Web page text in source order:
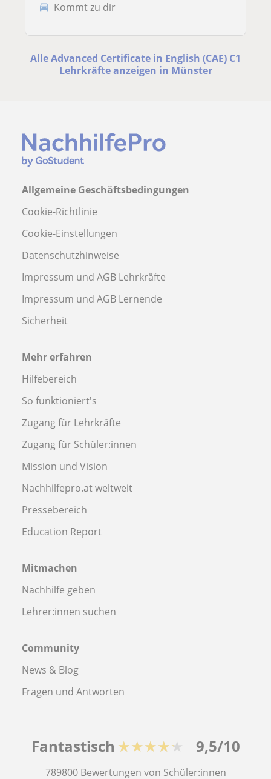
Kommt zu dir
Alle Advanced Certificate in English (CAE) C1
Lehrkräfte anzeigen in Münster
Allgemeine Geschäftsbedingungen
Cookie-Richtlinie
Cookie-Einstellungen
Datenschutzhinweise
Impressum und AGB Lehrkräfte
Impressum und AGB Lernende
Sicherheit
Mehr erfahren
Hilfebereich
So funktioniert's
Zugang für Lehrkräfte
Zugang für Schüler:innen
Mission und Vision
Nachhilfepro.at weltweit
Pressebereich
Education Report
Mitmachen
Nachhilfe geben
Lehrer:innen suchen
Community
News & Blog
Fragen und Antworten
Fantastisch ★★★★★ 9,5/10
789800 Bewertungen von Schüler:innen